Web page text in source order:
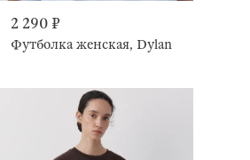
2 290 ₽
Футболка женская, Dylan